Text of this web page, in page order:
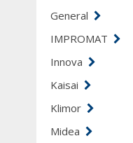
General
IMPROMAT
Innova
Kaisai
Klimor
Midea